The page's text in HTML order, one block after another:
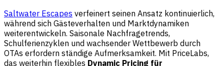
Saltwater Escapes verfeinert seinen Ansatz kontinuierlich,
während sich Gästeverhalten und Marktdynamiken
weiterentwickeln. Saisonale Nachfragetrends,
Schulferienzyklen und wachsender Wettbewerb durch
OTAs erfordern ständige Aufmerksamkeit. Mit PriceLabs,
das weiterhin flexibles Dynamic Pricing für